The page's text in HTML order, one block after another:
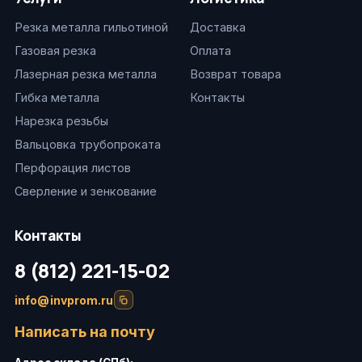
Резка металла гильотиной
Газовая резка
Лазерная резка металла
Гибка металла
Нарезка резьбы
Вальцовка трубопроката
Перфорация листов
Сверление и зенкование
Доставка
Оплата
Возврат товара
Контакты
Контакты
8 (812) 221-15-02
info@invprom.ru
Написать на почту